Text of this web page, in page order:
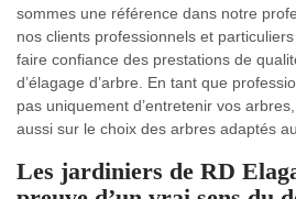
sommes une référence dans notre
nos clients professionnels et
faire confiance des prestations de
d’élagage d’arbre. En tant que
pas uniquement d’entretenir vos
aussi sur le choix des arbres adaptés
Les jardiniers de RD